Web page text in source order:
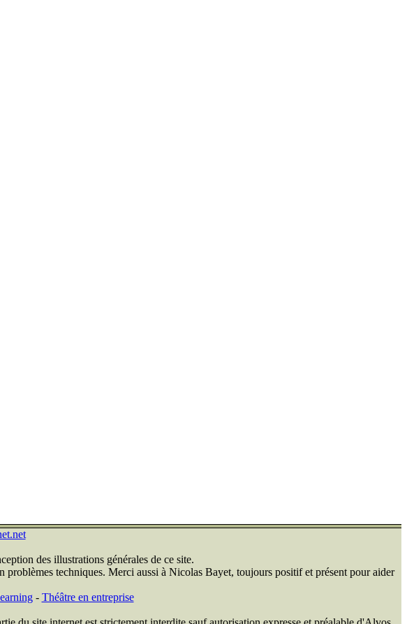
des illustrations générales de ce site.
techniques. Merci aussi à Nicolas Bayet, toujours positif et présent pour aider
- Théâtre en entreprise